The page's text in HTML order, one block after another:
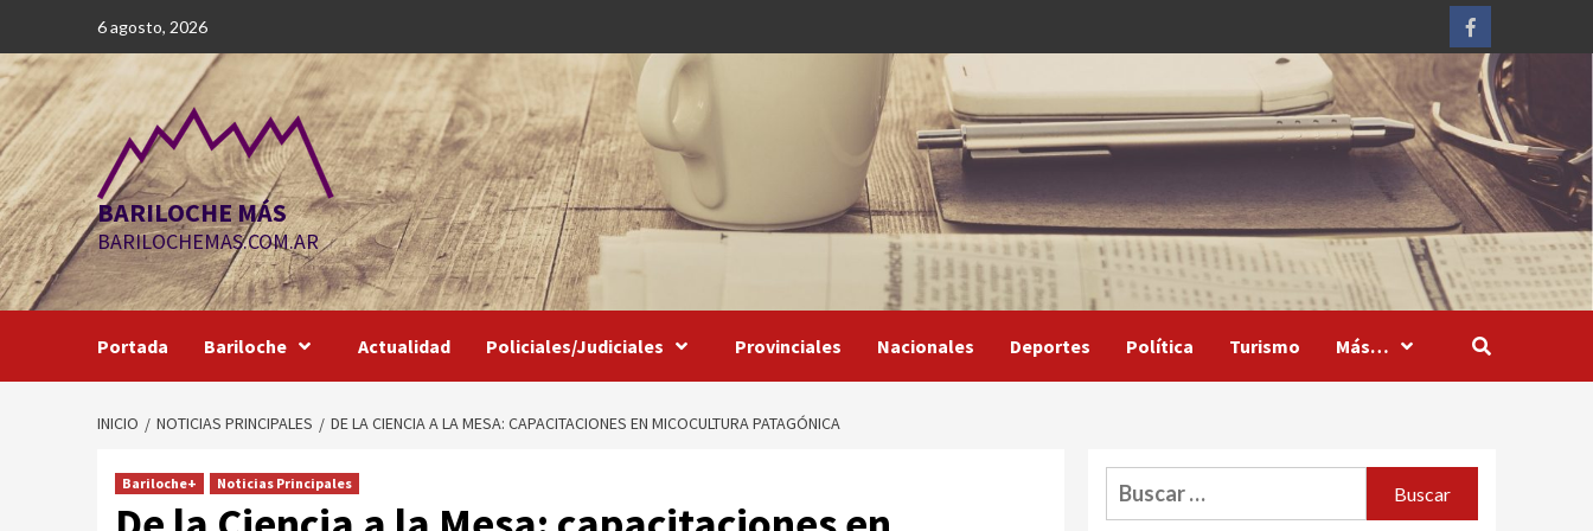
contenido
6 agosto, 2026
Facebook
BARILOCHE MÁS
BARILOCHEMAS.COM.AR
Portada Bariloche Actualidad Policiales/Judiciales Provinciales Nacionales Deportes Política Turismo Más…
INICIO NOTICIAS PRINCIPALES DE LA CIENCIA A LA MESA: CAPACITACIONES EN MICOCULTURA PATAGÓNICA
Bariloche+ Noticias Principales Buscar: